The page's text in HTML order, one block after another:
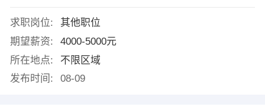
求职岗位:
其他职位
期望薪资:
4000-5000元
所在地点:
不限区域
发布时间:
08-09